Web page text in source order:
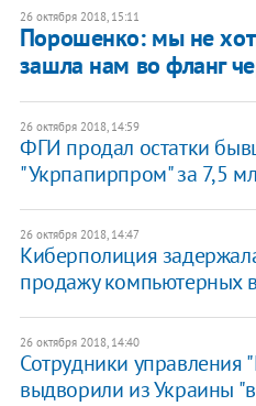
26 октября 2018, 15:11
Порошенко: мы не
зашла нам во фланг
26 октября 2018, 14:59
ФГИ продал остатки
"Укрпапирпром" за 7,5
26 октября 2018, 14:47
​Киберполиция
продажу компьютерных
26 октября 2018, 14:40
Сотрудники управления
выдворили из Украины